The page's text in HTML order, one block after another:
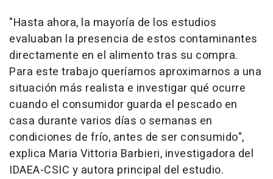
"Hasta ahora, la mayoría de los estudios
evaluaban la presencia de estos contaminantes
directamente en el alimento tras su compra.
Para este trabajo queríamos aproximarnos a una
situación más realista e investigar qué ocurre
cuando el consumidor guarda el pescado en
casa durante varios días o semanas en
condiciones de frío, antes de ser consumido",
explica Maria Vittoria Barbieri, investigadora del
IDAEA-CSIC y autora principal del estudio.